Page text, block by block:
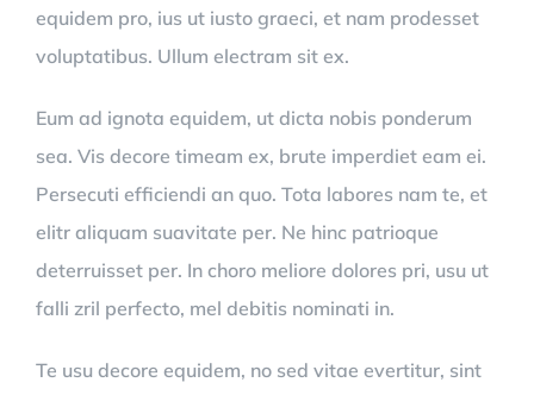
equidem pro, ius ut iusto graeci, et nam prodesset
voluptatibus. Ullum electram sit ex.
Eum ad ignota equidem, ut dicta nobis ponderum
sea. Vis decore timeam ex, brute imperdiet eam ei.
Persecuti efficiendi an quo. Tota labores nam te, et
elitr aliquam suavitate per. Ne hinc patrioque
deterruisset per. In choro meliore dolores pri, usu ut
falli zril perfecto, mel debitis nominati in.
Te usu decore equidem, no sed vitae evertitur, sint